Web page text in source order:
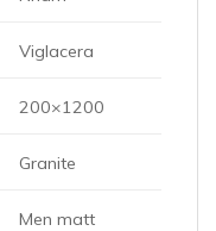
Viglacera
200×1200
Granite
Men matt